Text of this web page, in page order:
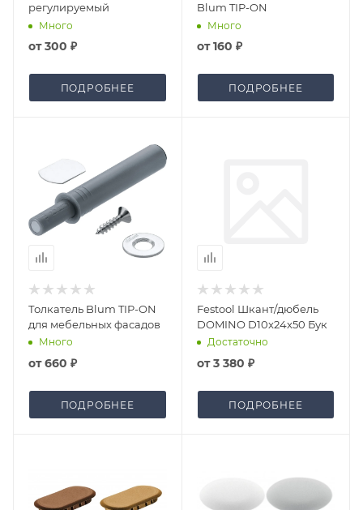
регулируемый
Много
от300 ₽
ПОДРОБНЕЕ
Blum TIP-ON
Много
от160 ₽
ПОДРОБНЕЕ
Толкатель Blum TIP-ON
для мебельных фасадов
Много
от660 ₽
ПОДРОБНЕЕ
Festool Шкант/дюбель
DOMINO D10x24x50 Бук
Достаточно
от3 380 ₽
ПОДРОБНЕЕ